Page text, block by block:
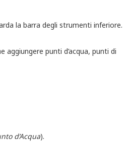
la barra degli strumenti inferiore.
punti d’acqua, punti di
d’Acqua).